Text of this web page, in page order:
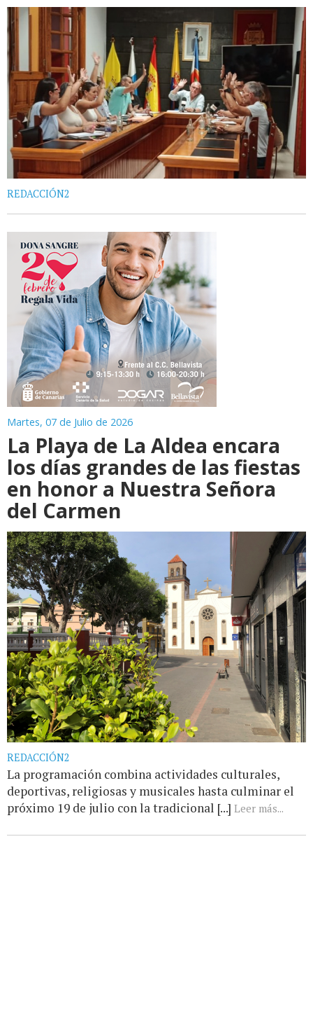
REDACCIÓN2
Martes, 07 de Julio de 2026
La Playa de La Aldea encara
los días grandes de las fiestas
en honor a Nuestra Señora
del Carmen
REDACCIÓN2
La programación combina actividades culturales,
deportivas, religiosas y musicales hasta culminar el
próximo 19 de julio con la tradicional [...] Leer más...